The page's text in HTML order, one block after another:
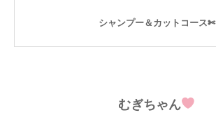
シャンプー＆カットコース✄
むぎちゃん